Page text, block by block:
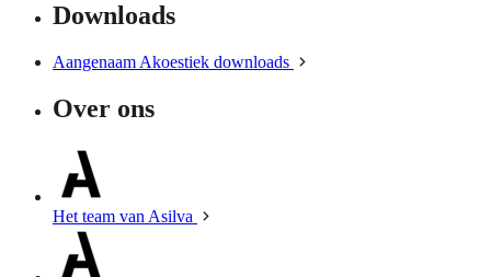
Downloads
Aangenaam Akoestiek downloads
Over ons
Het team van Asilva